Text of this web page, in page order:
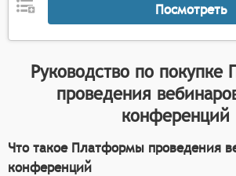
Посмотреть
Руководство по покупке
проведения
конференций
Что такое Платформы проведения
конференций